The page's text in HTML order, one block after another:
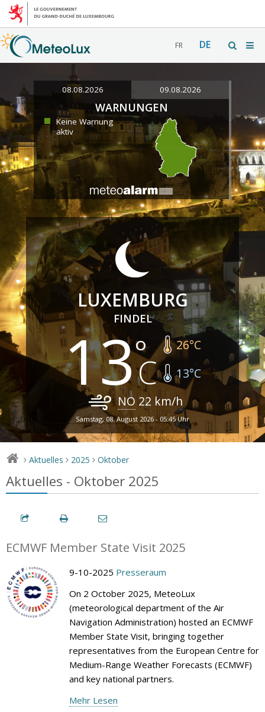
FR DE
08.08.2026 09.08.2026
WARNUNGEN
Keine Warnung
aktiv
LUXEMBURG
FINDEL
13 26°C
13°C
NO 22 km/h
Samstag, 08. August 2026 - 05:45 Uhr
> Aktuelles > 2025 > Oktober
Aktuelles - Oktober 2025
ECMWF Member State Visit 2025
9-10-2025 Presseraum
On 2 October 2025, MeteoLux
(meteorological department of the Air
Navigation Administration) hosted an ECMWF
Member State Visit, bringing together
representatives from the European Centre for
Medium-Range Weather Forecasts (ECMWF)
and key national partners.
Mehr Lesen